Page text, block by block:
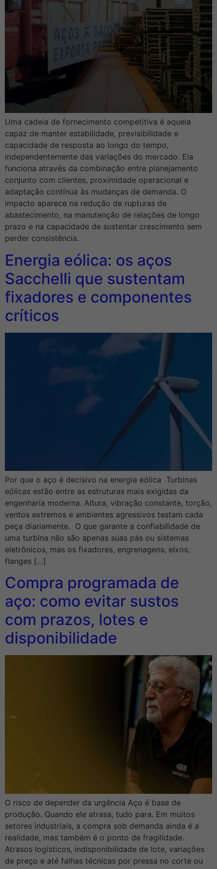
Uma cadeia de fornecimento competitiva é aquela
capaz de manter estabilidade, previsibilidade e
capacidade de resposta ao longo do tempo,
independentemente das variações do mercado. Ela
funciona através da combinação entre planejamento
conjunto com clientes, proximidade operacional e
adaptação contínua às mudanças de demanda. O
impacto aparece na redução de rupturas de
abastecimento, na manutenção de relações de longo
prazo e na capacidade de sustentar crescimento sem
perder consistência.
Energia eólica: os aços
Sacchelli que sustentam
fixadores e componentes
críticos
Por que o aço é decisivo na energia eólica Turbinas
eólicas estão entre as estruturas mais exigidas da
engenharia moderna. Altura, vibração constante, torção,
ventos extremos e ambientes agressivos testam cada
peça diariamente. O que garante a confiabilidade de
uma turbina não são apenas suas pás ou sistemas
eletrônicos, mas os fixadores, engrenagens, eixos,
flanges […]
Compra programada de
aço: como evitar sustos
com prazos, lotes e
disponibilidade
O risco de depender da urgência Aço é base de
produção. Quando ele atrasa, tudo para. Em muitos
setores industriais, a compra sob demanda ainda é a
realidade, mas também é o ponto de fragilidade.
Atrasos logísticos, indisponibilidade de lote, variações
de preço e até falhas técnicas por pressa no corte ou